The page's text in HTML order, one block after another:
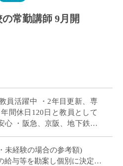
常勤講師 9月開
員活躍中 ・2年目更新、専
間休日120日と教員として
心 ・阪急、京阪、地下鉄と
程度で通勤可） […]
未経験の場合の参考額)
給与等を勘案し個別に決定